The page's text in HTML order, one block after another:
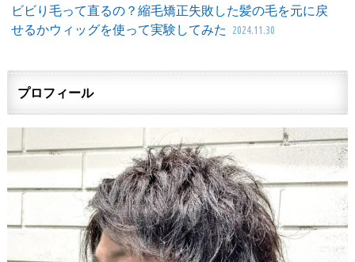
ビビり毛って直るの？縮毛矯正失敗した髪の毛を元に戻
せるかウィッグを使って実験してみた
2024.11.30
プロフィール